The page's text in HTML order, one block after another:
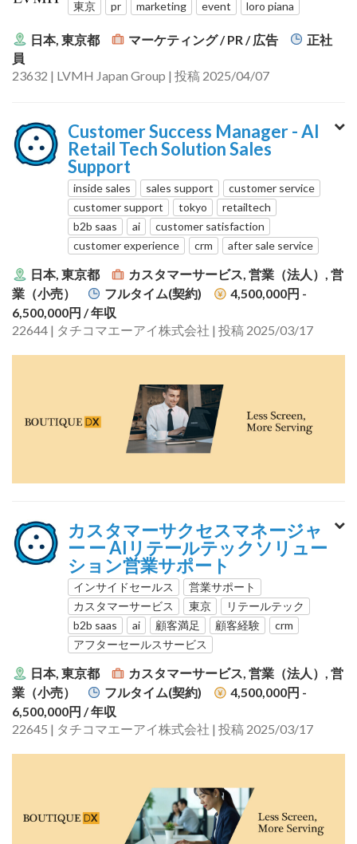
東京 pr marketing event loro piana
日本, 東京都 マーケティング / PR / 広告
正社
員
23632 | LVMH Japan Group | 投稿 2025/04/07
Customer Success Manager - AI
Retail Tech Solution Sales
Support
inside sales sales support
customer service
customer support
tokyo
retailtech
b2b saas
ai
customer satisfaction
customer experience
crm after sale service
日本, 東京都
カスタマーサービス, 営業（法人）, 営
業（小売）
フルタイム(契約)
4,500,000円 -
6,500,000円 / 年収
22644 | タチコマエーアイ株式会社 | 投稿 2025/03/17
カスタマーサクセスマネージャ
ー ー AIリテールテックソリュー
ション営業サポート
インサイドセールス
営業サポート
カスタマーサービス
東京
リテールテック
b2b saas
ai 顧客満足 顧客経験
crm
アフターセールスサービス
日本, 東京都
カスタマーサービス, 営業（法人）, 営
業（小売）
フルタイム(契約)
4,500,000円 -
6,500,000円 / 年収
22645 | タチコマエーアイ株式会社 | 投稿 2025/03/17